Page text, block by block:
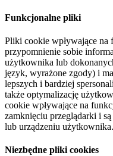
Funkcjonalne pliki
Pliki cookie wpływające
przypomnienie sobie
użytkownika lub
język, wyrażone zgody) i
lepszych i bardziej
także optymalizację
cookie wpływające na
zamknięciu przeglądarki i
lub urządzeniu użytkownika.
Niezbędne pliki cookies